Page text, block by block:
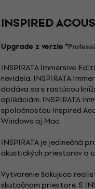
INSPIRED
Upgrade z verzie "
INSPIRATA Immersive
nevidela. INSPIRATA
dodáva sa s rastúcou
aplikáciám. INSPIRATA
spoločnosťou Inspired
Windows aj Mac.
INSPIRATA je jedinečná
akustických priestorov a
Vytvorenie šokujúco
skutočnom priestore. S